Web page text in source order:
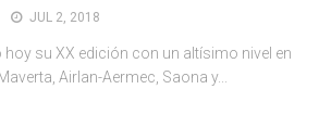
JUL 2, 2018
hoy su XX edición con un altísimo nivel en
Airlan-Aermec, Saona y...